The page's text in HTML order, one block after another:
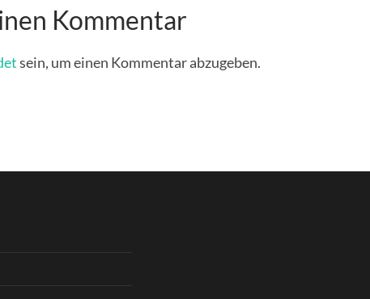
Kommentar
sein, um einen Kommentar abzugeben.